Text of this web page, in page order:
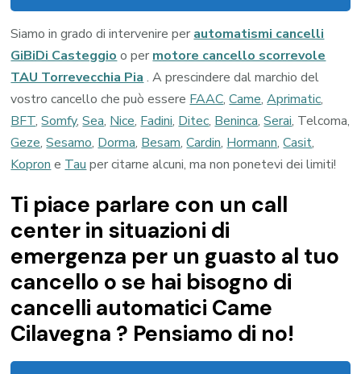
Siamo in grado di intervenire per automatismi cancelli
GiBiDi Casteggio o per motore cancello scorrevole
TAU Torrevecchia Pia . A prescindere dal marchio del
vostro cancello che può essere FAAC,Came,Aprimatic,
BFT,Somfy,Sea, Nice, Fadini, Ditec, Beninca,Serai, Telcoma,
Geze,Sesamo, Dorma, Besam,Cardin, Hormann,Casit,
Kopron e Tau per citarne alcuni, ma non ponetevi dei limiti!
Ti piace parlare con un call
center in situazioni di
emergenza per un guasto al tuo
cancello o se hai bisogno di
cancelli automatici Came
Cilavegna ? Pensiamo di no!